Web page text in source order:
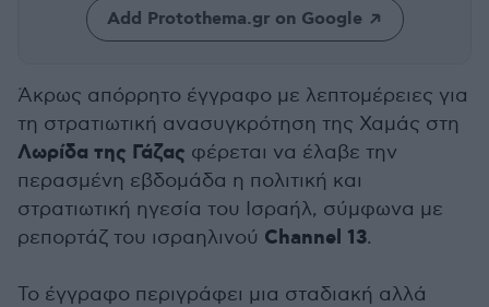
Add Protothema.gr on Google
Άκρως απόρρητο έγγραφο με λεπτομέρειες για
τη στρατιωτική ανασυγκρότηση της Χαμάς στη
Λωρίδα της Γάζας φέρεται να έλαβε την
περασμένη εβδομάδα η πολιτική και
στρατιωτική ηγεσία του Ισραήλ, σύμφωνα με
ρεπορτάζ του ισραηλινού Channel 13.
Το έγγραφο περιγράφει μια σταδιακή αλλά